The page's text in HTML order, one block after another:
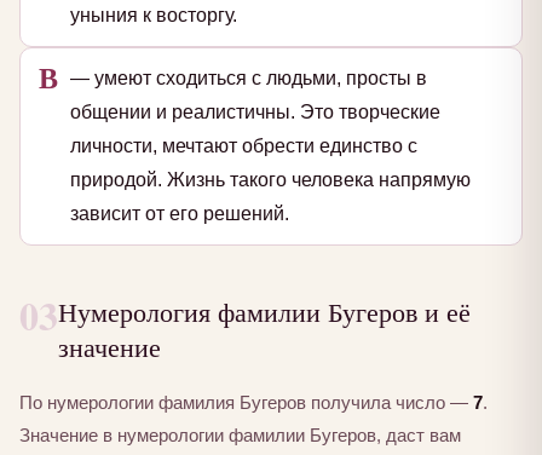
уныния к восторгу.
В — умеют сходиться с людьми, просты в
общении и реалистичны. Это творческие
личности, мечтают обрести единство с
природой. Жизнь такого человека напрямую
зависит от его решений.
03Нумерология фамилии Бугеров и её
значение
По нумерологии фамилия Бугеров получила число — 7.
Значение в нумерологии фамилии Бугеров, даст вам